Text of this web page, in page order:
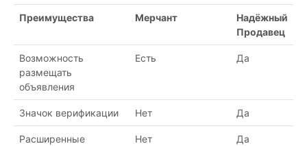
Преимущества Мерчант
Надёжный
Продавец
Возможность
размещать
объявления
Есть Да
Значок верификации Нет Да
Расширенные
Нет Да